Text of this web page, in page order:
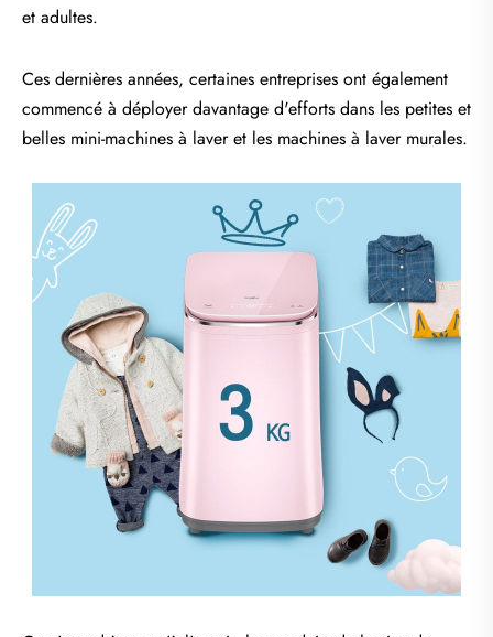
et adultes.
Ces dernières années, certaines entreprises ont également
commencé à déployer davantage d'efforts dans les petites et
belles mini-machines à laver et les machines à laver murales.